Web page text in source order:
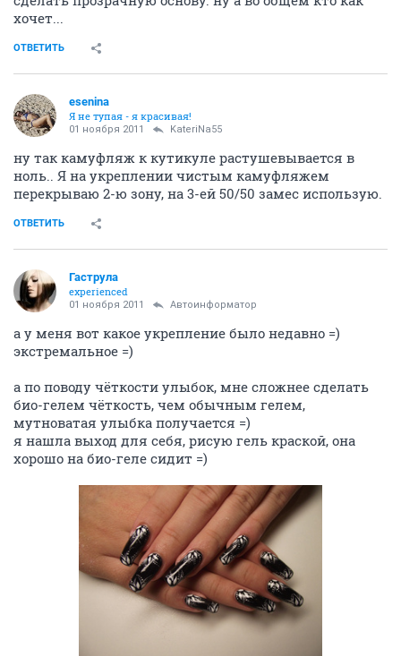
хочет...
ОТВЕТИТЬ
esenina
Я не тупая - я красивая!
01 ноября 2011 KateriNa55
ну так камуфляж к кутикуле растушевывается в
ноль.. Я на укреплении чистым камуфляжем
перекрываю 2-ю зону, на 3-ей 50/50 замес использую.
ОТВЕТИТЬ
Гаструла
experienced
01 ноября 2011 Автоинформатор
а у меня вот какое укрепление было недавно =)
экстремальное =)
а по поводу чёткости улыбок, мне сложнее сделать
био-гелем чёткость, чем обычным гелем,
мутноватая улыбка получается =)
я нашла выход для себя, рисую гель краской, она
хорошо на био-геле сидит =)